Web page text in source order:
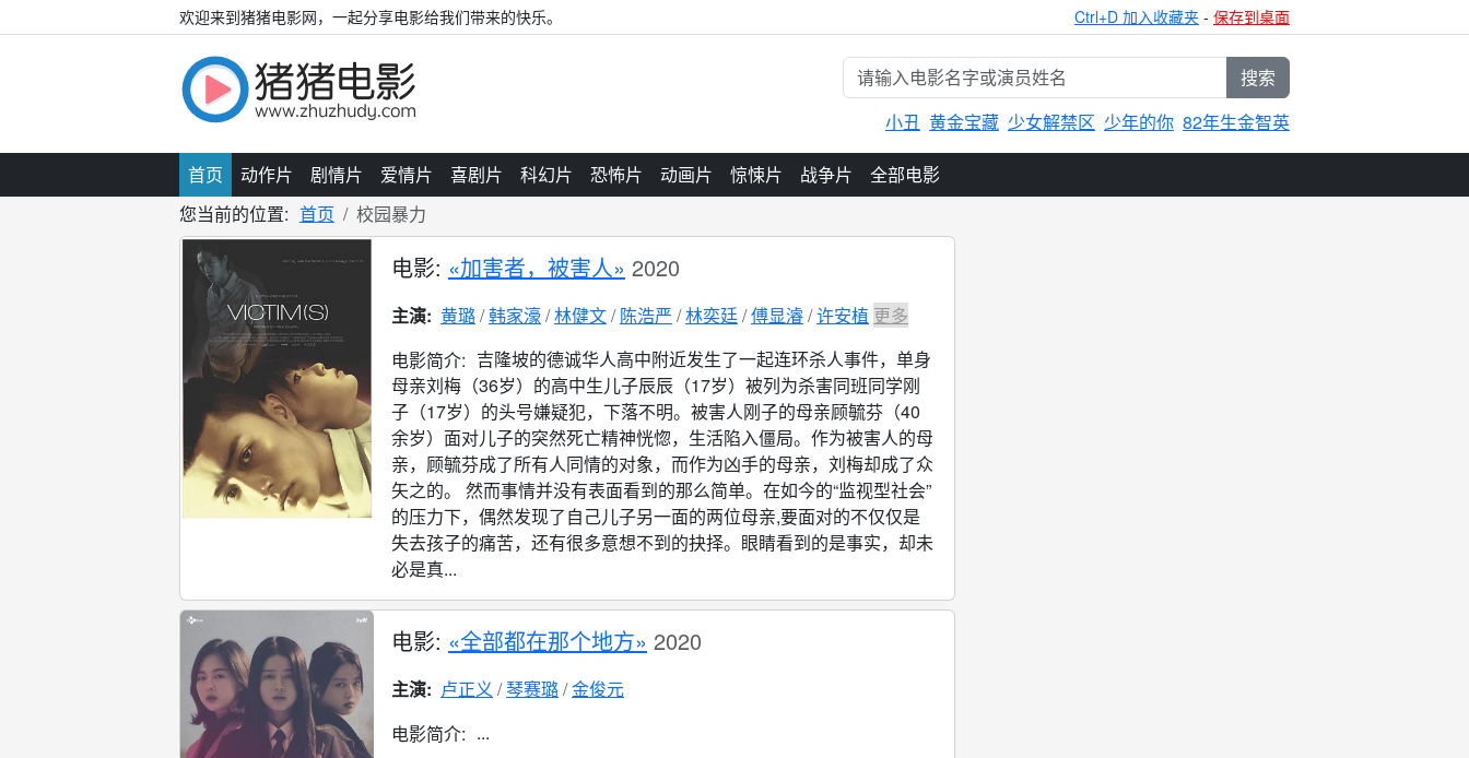
欢迎来到猪猪电影网，一起分享电影给我们带来的快乐。 Ctrl+D 加入收藏夹 - 保存到桌面
搜索
小丑 黄金宝藏 少女解禁区 少年的你 82年生金智英
首页 动作片 剧情片 爱情片 喜剧片 科幻片 恐怖片 动画片 惊悚片 战争片
全部电影
您当前的位置: 首页 校园暴力
电影: «加害者，被害人» 2020
主演: 黄璐 韩家濠 林健文 陈浩严 林奕廷 傅显濬 许安植 更多
电影简介: 吉隆坡的德诚华人高中附近发生了一起连环杀人事件，单身
母亲刘梅（36岁）的高中生儿子辰辰（17岁）被列为杀害同班同学刚
子（17岁）的头号嫌疑犯，下落不明。被害人刚子的母亲顾毓芬（40
余岁）面对儿子的突然死亡精神恍惚，生活陷入僵局。作为被害人的母
亲，顾毓芬成了所有人同情的对象，而作为凶手的母亲，刘梅却成了众
矢之的。 然而事情并没有表面看到的那么简单。在如今的“监视型社会”
的压力下，偶然发现了自己儿子另一面的两位母亲,要面对的不仅仅是
失去孩子的痛苦，还有很多意想不到的抉择。眼睛看到的是事实，却未
必是真...
电影: «全部都在那个地方» 2020
主演: 卢正义 琴赛璐 金俊元
电影简介: ...